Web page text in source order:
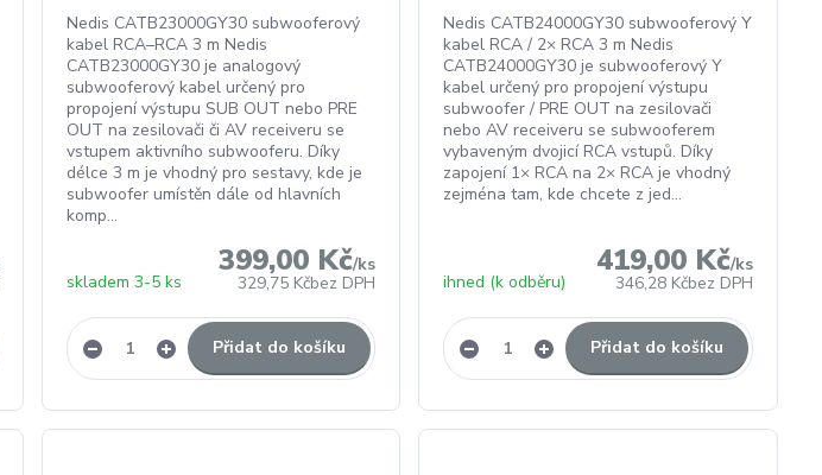
Nedis CATB23000GY30 subwooferový
kabel RCA–RCA 3 m Nedis
CATB23000GY30 je analogový
subwooferový kabel určený pro
propojení výstupu SUB OUT nebo PRE
OUT na zesilovači či AV receiveru se
vstupem aktivního subwooferu. Díky
délce 3 m je vhodný pro sestavy, kde je
subwoofer umístěn dále od hlavních
komp...
399,00 Kč/ks
329,75 Kčbez DPH
skladem 3-5 ks
Přidat do košíku
Nedis CATB24000GY30 subwooferový Y
kabel RCA / 2× RCA 3 m Nedis
CATB24000GY30 je subwooferový Y
kabel určený pro propojení výstupu
subwoofer / PRE OUT na zesilovači
nebo AV receiveru se subwooferem
vybaveným dvojicí RCA vstupů. Díky
zapojení 1× RCA na 2× RCA je vhodný
zejména tam, kde chcete z jed...
419,00 Kč/ks
346,28 Kčbez DPH
ihned (k odběru)
Přidat do košíku